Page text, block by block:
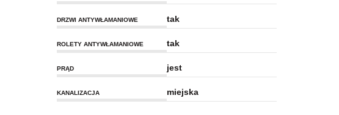
DRZWI ANTYWŁAMANIOWE tak
ROLETY ANTYWŁAMANIOWE tak
PRĄD jest
KANALIZACJA miejska